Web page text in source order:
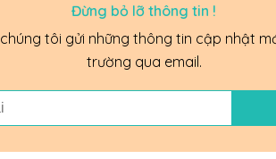
Đừng bỏ lỡ thông tin !
tôi gửi những thông tin cập nhật
trường qua email.